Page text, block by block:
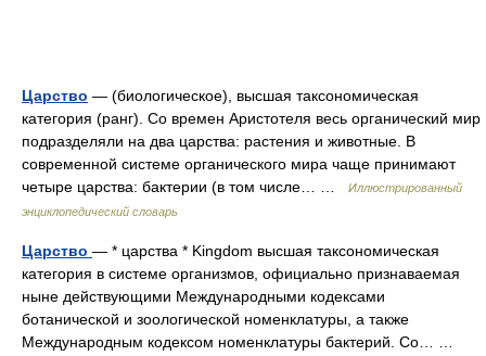
Царство — (биологическое), высшая таксономическая
категория (ранг). Со времен Аристотеля весь органический мир
подразделяли на два царства: растения и животные. В
современной системе органического мира чаще принимают
четыре царства: бактерии (в том числе… …
Иллюстрированный
энциклопедический словарь
Царство — * царства * Kingdom высшая таксономическая
категория в системе организмов, официально признаваемая
ныне действующими Международными кодексами
ботанической и зоологической номенклатуры, а также
Международным кодексом номенклатуры бактерий. Со… …